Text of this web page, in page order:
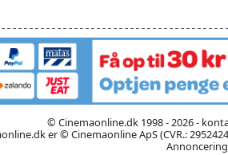
© Cinemaonline.dk 1998 - 2026 -
er © Cinemaonline ApS (CVR.: